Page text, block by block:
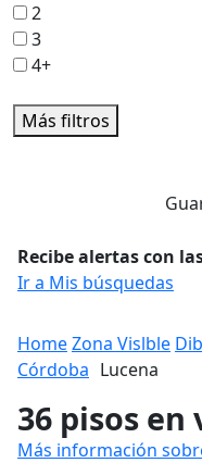
2
3
4+
Más filtros
Recibe alertas con
Ir a Mis búsquedas
HomeZona Vislble
Córdoba Lucena
36 pisos en
Más información